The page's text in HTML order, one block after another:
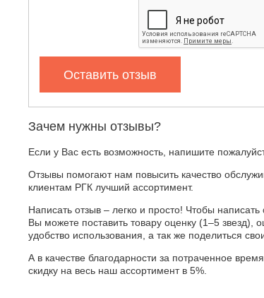
Оставить отзыв
Зачем нужны отзывы?
Если у Вас есть возможность, напишите
Отзывы помогают нам повысить качество
клиентам РГК лучший ассортимент.
Написать отзыв – легко и просто! Чтобы
Вы можете поставить товару оценку (1–5 звезд),
удобство использования, а так же поделиться
А в качестве благодарности за потраченное
скидку на весь наш ассортимент в 5%.